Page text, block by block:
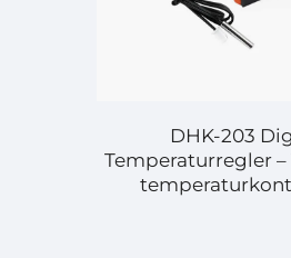
DHK-203
Temperaturregler